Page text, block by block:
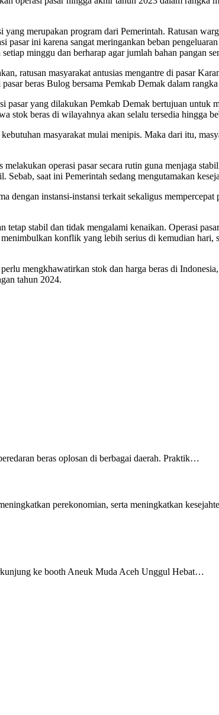
merupakan program dari Pemerintah. Ratusan
pasar ini karena sangat meringankan beban
minggu dan berharap agar jumlah bahan pangan
ratusan masyarakat antusias mengantre di pasar
beras Bulog bersama Pemkab Demak dalam rangka
yang dilakukan Pemkab Demak bertujuan untuk
stok beras di wilayahnya akan selalu tersedia hingga
masyarakat mulai menipis. Maka dari itu,
operasi pasar secara rutin guna menjaga
saat ini Pemerintah sedang mengutamakan
dengan instansi-instansi terkait sekaligus
stabil dan tidak mengalami kenaikan. Operasi
konflik yang lebih serius di kemudian hari,
mengkhawatirkan stok dan harga beras di
tahun 2024.
beras oplosan di berbagai daerah. Praktik…
perekonomian, serta meningkatkan
ke booth Aneuk Muda Aceh Unggul Hebat…